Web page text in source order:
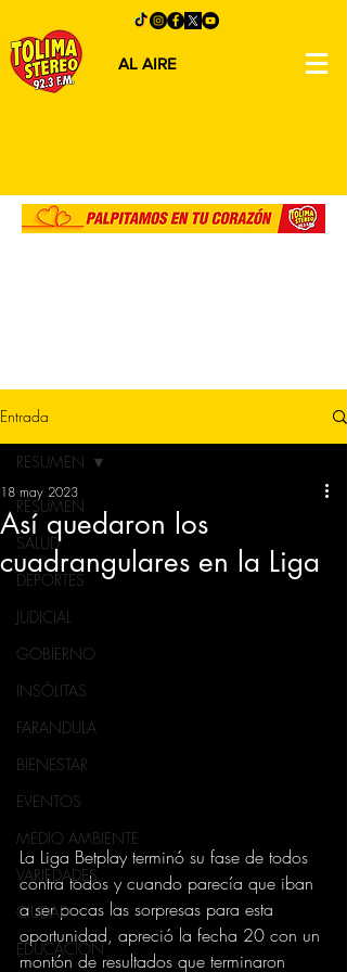
AL AIRE
Entrada
RESUMEN
SALUD
DEPORTES
JUDICIAL
GOBIERNO
INSÓLITAS
FARANDULA
BIENESTAR
EVENTOS
MEDIO AMBIENTE
VARIEDADES
CIUDAD
EDUCACION
RESUMEN
Así quedaron los
cuadrangulares en la Liga
18 may 2023
La Liga Betplay terminó su fase de todos
contra todos y cuando parecía que iban
a ser pocas las sorpresas para esta
oportunidad, apreció la fecha 20 con un
montón de resultados que terminaron